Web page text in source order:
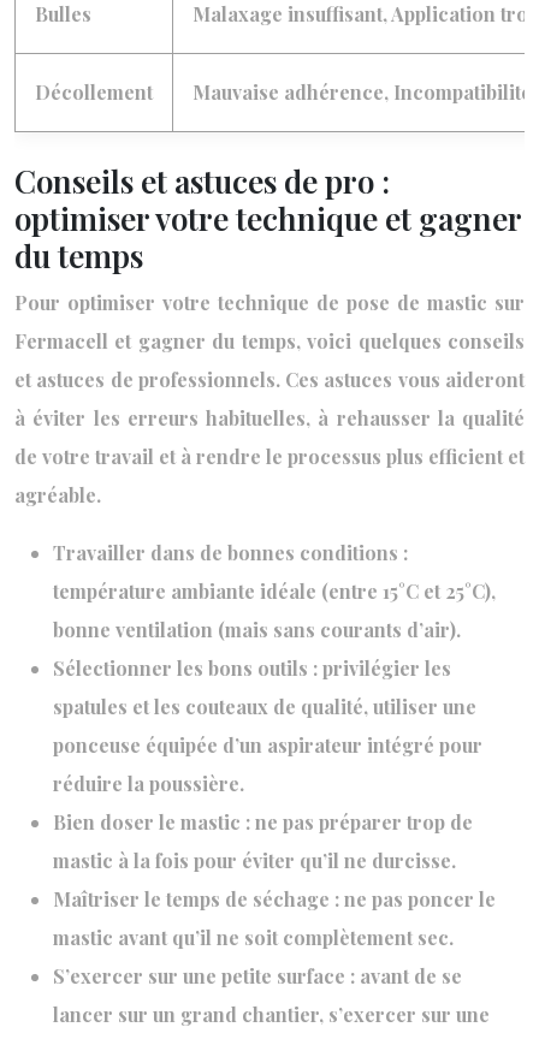
Bulles Malaxage insuffisant, Application
Décollement Mauvaise adhérence,
Conseils et astuces de pro :
optimiser votre technique et gagner
du temps
Pour optimiser votre technique de pose de mastic sur
Fermacell et gagner du temps, voici quelques conseils
et astuces de professionnels. Ces astuces vous aideront
à éviter les erreurs habituelles, à rehausser la qualité
de votre travail et à rendre le processus plus efficient et
agréable.
Travailler dans de bonnes conditions :
température ambiante idéale (entre 15°C et 25°C),
bonne ventilation (mais sans courants d’air).
Sélectionner les bons outils : privilégier les
spatules et les couteaux de qualité, utiliser une
ponceuse équipée d’un aspirateur intégré pour
réduire la poussière.
Bien doser le mastic : ne pas préparer trop de
mastic à la fois pour éviter qu’il ne durcisse.
Maîtriser le temps de séchage : ne pas poncer le
mastic avant qu’il ne soit complètement sec.
S’exercer sur une petite surface : avant de se
lancer sur un grand chantier, s’exercer sur une